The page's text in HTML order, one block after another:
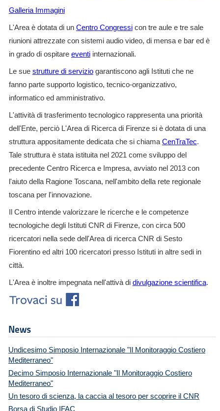
Galleria Immagini
L'Area è dotata di un Centro Congressicon tre aule e tre sale
riunioni attrezzate con sistemi audio video, di mensa e bar ed è
in grado di ospitare eventiinternazionali.
Le sue strutture di serviziogarantiscono agli Istituti che ne
fanno parte supporto logistico, tecnico-organizzativo,
informatico ed amministrativo.
L'attività di trasferimento tecnologico rappresenta una priorità
dell'Ente, perciò L'Area di Ricerca di Firenze si è dotata di una
struttura appositamente dedicata che si chiama CenTraTec.
Tale struttura è stata istituita nel 2021 come sviluppo del
precedente Centro Ricerca e Impresa, avviato nel 2013 con
l'aiuto della Ragione Toscana, nell'ambito della rete regionale
toscana per l'innovazione.
Il Centro intende valorizzare le ricerche e le competenze
tecnologiche degli Istituti CNR di Firenze, con circa 500
ricercatori nella sede dell'Area di ricerca CNR di Sesto
Fiorentino ed altri 100 ricercatori presso Istituti in altre sedi in
città.
L'Area è inoltre impegnata nell'attivà di divulgazione scientifica.
News
Undicesimo Simposio Internazionale "Il Monitoraggio Costiero
Mediterraneo"
Decimo Simposio Internazionale "Il Monitoraggio Costiero
Mediterraneo"
Un tesoro di scienza, la caccia al tesoro per scoprire il CNR
Borsa di Studio IFAC